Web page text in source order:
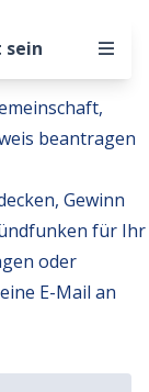
sein
beantragen
Gewinn
für Ihr
oder
E-Mail an